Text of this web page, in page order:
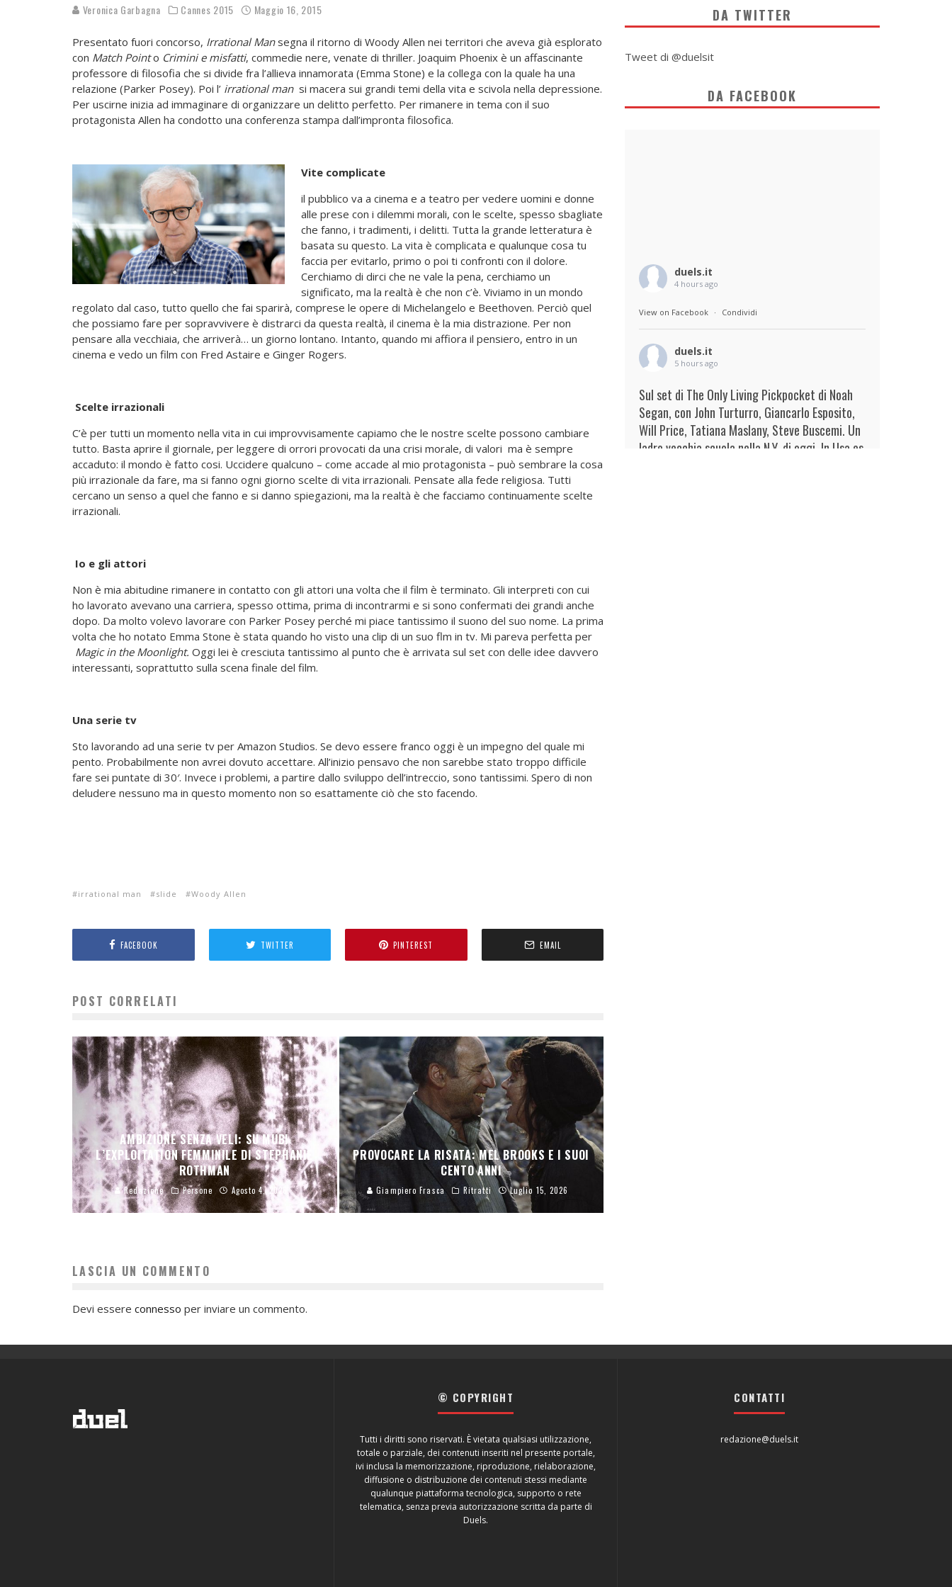
Veronica Garbagna Cannes 2015 Maggio 16, 2015
Presentato fuori concorso, Irrational Mansegna il ritorno di Woody Allen nei territori che aveva già esplorato
con Match Pointo Crimini e misfatti, commedie nere, venate di thriller. Joaquim Phoenix è un affascinante
professore di filosofia che si divide fra l’allieva innamorata (Emma Stone) e la collega con la quale ha una
relazione (Parker Posey). Poi l’ irrational mansi macera sui grandi temi della vita e scivola nella depressione.
Per uscirne inizia ad immaginare di organizzare un delitto perfetto. Per rimanere in tema con il suo
protagonista Allen ha condotto una conferenza stampa dall’impronta filosofica.
Vite complicate
il pubblico va a cinema e a teatro per vedere uomini e donne
alle prese con i dilemmi morali, con le scelte, spesso sbagliate
che fanno, i tradimenti, i delitti. Tutta la grande letteratura è
basata su questo. La vita è complicata e qualunque cosa tu
faccia per evitarlo, primo o poi ti confronti con il dolore.
Cerchiamo di dirci che ne vale la pena, cerchiamo un
significato, ma la realtà è che non c’è. Viviamo in un mondo
regolato dal caso, tutto quello che fai sparirà, comprese le opere di Michelangelo e Beethoven. Perciò quel
che possiamo fare per sopravvivere è distrarci da questa realtà, il cinema è la mia distrazione. Per non
pensare alla vecchiaia, che arriverà… un giorno lontano. Intanto, quando mi affiora il pensiero, entro in un
cinema e vedo un film con Fred Astaire e Ginger Rogers.
Scelte irrazionali
C’è per tutti un momento nella vita in cui improvvisamente capiamo che le nostre scelte possono cambiare
tutto. Basta aprire il giornale, per leggere di orrori provocati da una crisi morale, di valori ma è sempre
accaduto: il mondo è fatto cosi. Uccidere qualcuno – come accade al mio protagonista – può sembrare la cosa
più irrazionale da fare, ma si fanno ogni giorno scelte di vita irrazionali. Pensate alla fede religiosa. Tutti
cercano un senso a quel che fanno e si danno spiegazioni, ma la realtà è che facciamo continuamente scelte
irrazionali.
Io e gli attori
Non è mia abitudine rimanere in contatto con gli attori una volta che il film è terminato. Gli interpreti con cui
ho lavorato avevano una carriera, spesso ottima, prima di incontrarmi e si sono confermati dei grandi anche
dopo. Da molto volevo lavorare con Parker Posey perché mi piace tantissimo il suono del suo nome. La prima
volta che ho notato Emma Stone è stata quando ho visto una clip di un suo flm in tv. Mi pareva perfetta per
Magic in the Moonlight. Oggi lei è cresciuta tantissimo al punto che è arrivata sul set con delle idee davvero
interessanti, soprattutto sulla scena finale del film.
Una serie tv
Sto lavorando ad una serie tv per Amazon Studios. Se devo essere franco oggi è un impegno del quale mi
pento. Probabilmente non avrei dovuto accettare. All’inizio pensavo che non sarebbe stato troppo difficile
fare sei puntate di 30′. Invece i problemi, a partire dallo sviluppo dell’intreccio, sono tantissimi. Spero di non
deludere nessuno ma in questo momento non so esattamente ciò che sto facendo.
irrational man slide Woody Allen
FACEBOOK TWITTER PINTEREST EMAIL
POST CORRELATI
AMBIZIONE SENZA VELI: SU MUBI
L’EXPLOITATION FEMMINILE DI STEPHANIE
ROTHMAN
Redazione Persone Agosto 4, 2026
PROVOCARE LA RISATA: MEL BROOKS E I SUOI
CENTO ANNI
Giampiero Frasca Ritratti Luglio 15, 2026
LASCIA UN COMMENTO
Devi essere connesso per inviare un commento.
DA TWITTER
Tweet di @duelsit
DA FACEBOOK
duels.it
4 hours ago
View on Facebook · Condividi
duels.it
5 hours ago
Sul set di The Only Living Pickpocket di Noah
Segan, con John Turturro, Giancarlo Esposito,
Will Price, Tatiana Maslany, Steve Buscemi. Un
ladro vecchia scuola nella N.Y. di oggi. In Usa es
© COPYRIGHT
Tutti i diritti sono riservati. È vietata qualsiasi utilizzazione,
totale o parziale, dei contenuti inseriti nel presente portale,
ivi inclusa la memorizzazione, riproduzione, rielaborazione,
diffusione o distribuzione dei contenuti stessi mediante
qualunque piattaforma tecnologica, supporto o rete
telematica, senza previa autorizzazione scritta da parte di
Duels.
CONTATTI
redazione@duels.it